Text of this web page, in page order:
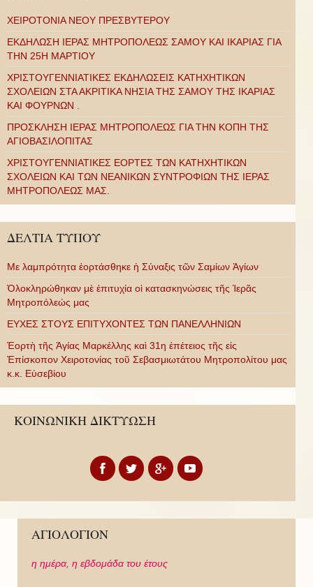
ΧΕΙΡΟΤΟΝΙΑ ΝΕΟΥ ΠΡΕΣΒΥΤΕΡΟΥ
ΕΚΔΗΛΩΣΗ ΙΕΡΑΣ ΜΗΤΡΟΠΟΛΕΩΣ ΣΑΜΟΥ ΚΑΙ ΙΚΑΡΙΑΣ ΓΙΑ
ΤΗΝ 25Η ΜΑΡΤΙΟΥ
ΧΡΙΣΤΟΥΓΕΝΝΙΑΤΙΚΕΣ ΕΚΔΗΛΩΣΕΙΣ ΚΑΤΗΧΗΤΙΚΩΝ
ΣΧΟΛΕΙΩΝ ΣΤΑ ΑΚΡΙΤΙΚΑ ΝΗΣΙΑ ΤΗΣ ΣΑΜΟΥ ΤΗΣ ΙΚΑΡΙΑΣ
ΚΑΙ ΦΟΥΡΝΩΝ .
ΠΡΟΣΚΛΗΣΗ ΙΕΡΑΣ ΜΗΤΡΟΠΟΛΕΩΣ ΓΙΑ ΤΗΝ ΚΟΠΗ ΤΗΣ
ΑΓΙΟΒΑΣΙΛΟΠΙΤΑΣ
ΧΡΙΣΤΟΥΓΕΝΝΙΑΤΙΚΕΣ ΕΟΡΤΕΣ ΤΩΝ ΚΑΤΗΧΗΤΙΚΩΝ
ΣΧΟΛΕΙΩΝ ΚΑΙ ΤΩΝ ΝΕΑΝΙΚΩΝ ΣΥΝΤΡΟΦΙΩΝ ΤΗΣ ΙΕΡΑΣ
ΜΗΤΡΟΠΟΛΕΩΣ ΜΑΣ.
ΔΕΛΤΙΑ ΤΥΠΟΥ
Με λαμπρότητα ἑορτάσθηκε ἡ Σύναξις τῶν Σαμίων Ἁγίων
Ὁλοκληρώθηκαν μὲ ἐπιτυχία οἱ κατασκηνώσεις τῆς Ἱερᾶς
Μητροπόλεώς μας
ΕΥΧΕΣ ΣΤΟΥΣ ΕΠΙΤΥΧΟΝΤΕΣ ΤΩΝ ΠΑΝΕΛΛΗΝΙΩΝ
Ἑορτὴ τῆς Ἁγίας Μαρκέλλης καὶ 31η ἐπέτειος τῆς εἰς
Ἐπίσκοπον Χειροτονίας τοῦ Σεβασμιωτάτου Μητροπολίτου μας
κ.κ. Εὐσεβίου
ΚΟΙΝΩΝΙΚΗ ΔΙΚΤΥΩΣΗ
ΑΓΙΟΛΟΓΙΟΝ
η ημέρα, η εβδομάδα του έτους